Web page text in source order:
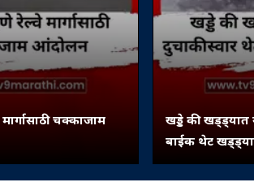
चक्काजाम
खड्डे की खड्ड्यात
बाईक थेट